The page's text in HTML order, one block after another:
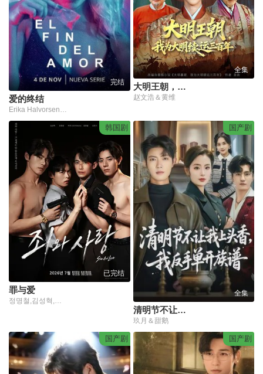
完结
爱的终结
全集
大明王朝，我为大明续运三百年
赵文浩＆黄维
韩国剧
已完结
罪与爱
정명철,김성혁,金贤叙,정현웅
国产剧
全集
清明节不让我上头香，我反手单开族谱
玖月＆甜鹅
国产剧 国产剧